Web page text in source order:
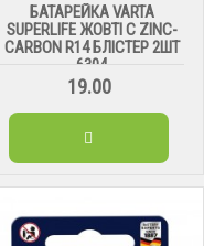
БАТАРЕЙКА VARTA
SUPERLIFE ЖОВТІ С ZINC-
CARBON R14 БЛІСТЕР 2ШТ
6304
19.00